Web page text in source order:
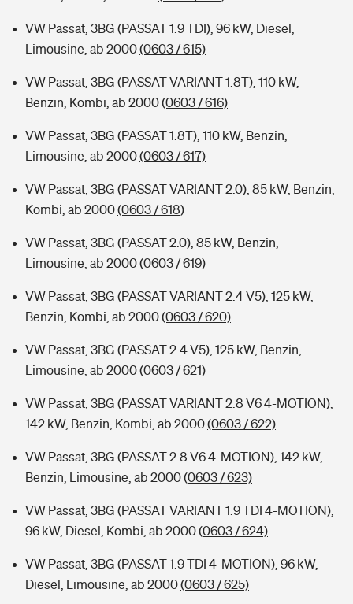
VW Passat, 3BG (PASSAT 1.9 TDI), 96 kW, Diesel,
Limousine, ab 2000(0603 / 615)
VW Passat, 3BG (PASSAT VARIANT 1.8T), 110 kW,
Benzin, Kombi, ab 2000(0603 / 616)
VW Passat, 3BG (PASSAT 1.8T), 110 kW, Benzin,
Limousine, ab 2000(0603 / 617)
VW Passat, 3BG (PASSAT VARIANT 2.0), 85 kW, Benzin,
Kombi, ab 2000(0603 / 618)
VW Passat, 3BG (PASSAT 2.0), 85 kW, Benzin,
Limousine, ab 2000(0603 / 619)
VW Passat, 3BG (PASSAT VARIANT 2.4 V5), 125 kW,
Benzin, Kombi, ab 2000(0603 / 620)
VW Passat, 3BG (PASSAT 2.4 V5), 125 kW, Benzin,
Limousine, ab 2000(0603 / 621)
VW Passat, 3BG (PASSAT VARIANT 2.8 V6 4-MOTION),
142 kW, Benzin, Kombi, ab 2000(0603 / 622)
VW Passat, 3BG (PASSAT 2.8 V6 4-MOTION), 142 kW,
Benzin, Limousine, ab 2000(0603 / 623)
VW Passat, 3BG (PASSAT VARIANT 1.9 TDI 4-MOTION),
96 kW, Diesel, Kombi, ab 2000(0603 / 624)
VW Passat, 3BG (PASSAT 1.9 TDI 4-MOTION), 96 kW,
Diesel, Limousine, ab 2000(0603 / 625)